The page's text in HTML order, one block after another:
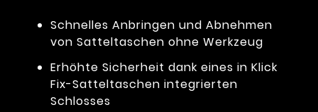
Schnelles Anbringen und Abnehmen
von Satteltaschen ohne Werkzeug
Erhöhte Sicherheit dank eines in Klick
Fix-Satteltaschen integrierten
Schlosses